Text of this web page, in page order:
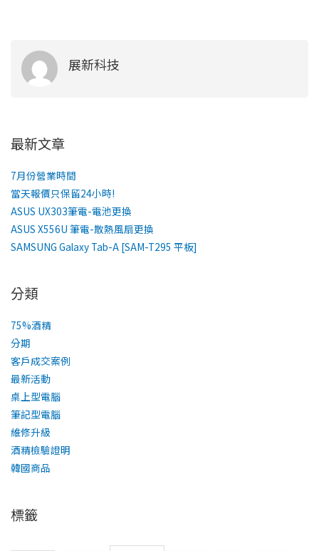
展新科技
最新文章
7月份營業時間
當天報價只保留24小時!
ASUS UX303筆電-電池更換
ASUS X556U 筆電-散熱風扇更換
SAMSUNG Galaxy Tab-A [SAM-T295 平板]
分類
75%酒精
分期
客戶成交案例
最新活動
桌上型電腦
筆記型電腦
維修升級
酒精檢驗證明
韓國商品
標籤